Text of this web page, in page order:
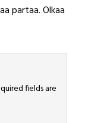
partaa. Olkaa
fields are